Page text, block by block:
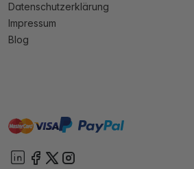
Datenschutzerklärung
Impressum
Blog
mastervisa paypal